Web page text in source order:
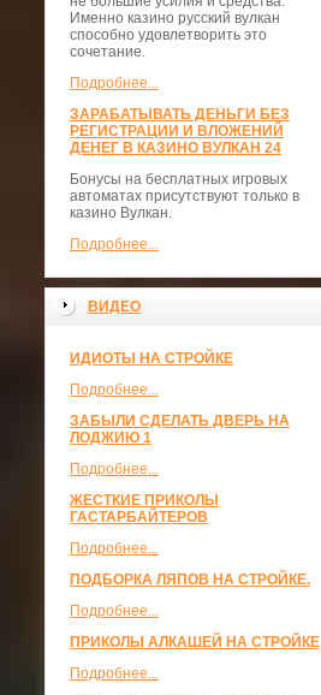
Именно казино русский вулкан
способно удовлетворить это
сочетание.
Подробнее...
ЗАРАБАТЫВАТЬ ДЕНЬГИ БЕЗ
РЕГИСТРАЦИИ И ВЛОЖЕНИЙ
ДЕНЕГ В КАЗИНО ВУЛКАН 24
Бонусы на бесплатных игровых
автоматах присутствуют только в
казино Вулкан.
Подробнее...
ВИДЕО
ИДИОТЫ НА СТРОЙКЕ
Подробнее...
ЗАБЫЛИ СДЕЛАТЬ ДВЕРЬ НА
ЛОДЖИЮ 1
Подробнее...
ЖЕСТКИЕ ПРИКОЛЫ
ГАСТАРБАЙТЕРОВ
Подробнее...
ПОДБОРКА ЛЯПОВ НА СТРОЙКЕ.
Подробнее...
ПРИКОЛЫ АЛКАШЕЙ НА СТРОЙКЕ
Подробнее...